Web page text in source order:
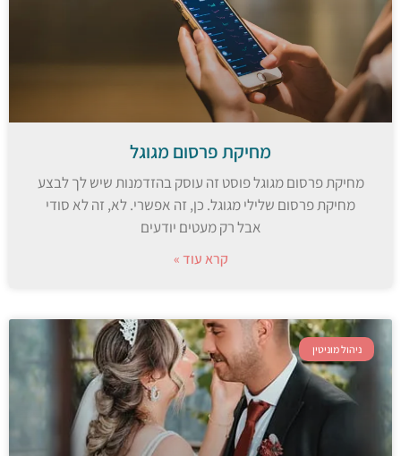
מחיקת פרסום מגוגל
מחיקת פרסום מגוגל פוסט זה עוסק בהזדמנות שיש לך לבצע
מחיקת פרסום שלילי מגוגל. כן, זה אפשרי. לא, זה לא סודי
אבל רק מעטים יודעים
קרא עוד »
ניהול מוניטין